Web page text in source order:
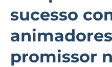
sucesso
promissor